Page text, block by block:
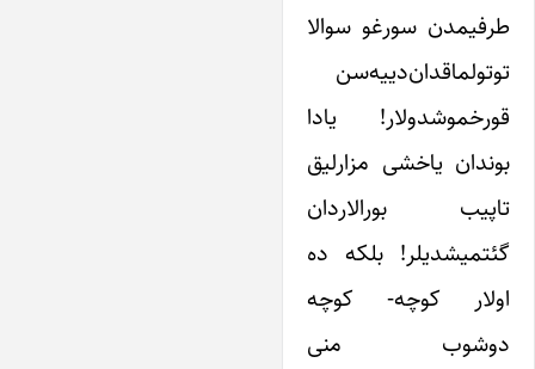
طرفیمدن سورغو سوالا
توتولماقدان‌دییه‌سن
قورخموشدولار! یادا
بوندان یاخشی مزارلیق
تاپیب بورالاردان
گئتمیشدیلر! بلکه ده
اولار کوچه- کوچه
دوشوب منی